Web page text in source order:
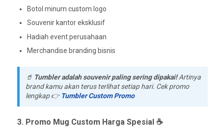
Botol minum custom logo
Souvenir kantor eksklusif
Hadiah event perusahaan
Merchandise branding bisnis
🥤 Tumbler adalah souvenir paling sering dipakai!Artinya
brand kamu akan terus terlihat setiap hari. Cek promo
lengkap 👉 Tumbler Custom Promo
3. Promo Mug Custom Harga Spesial ☕